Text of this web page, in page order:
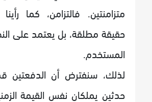
متزامنتين. فالتزامن، كما
حقيقة مطلقة، بل يعتمد على
المستخدم.
لذلك، سنفترض أن الدفعتين
حدثين يملكان نفس القيمة